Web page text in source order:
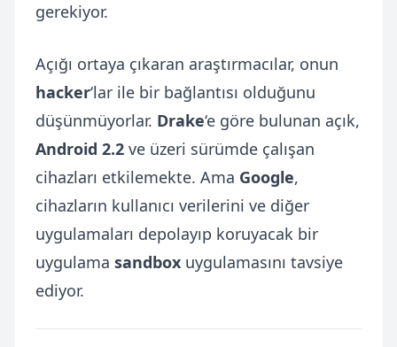
gerekiyor.
Açığı ortaya çıkaran araştırmacılar, onun
hacker‘lar ile bir bağlantısı olduğunu
düşünmüyorlar. Drake‘e göre bulunan açık,
Android 2.2 ve üzeri sürümde çalışan
cihazları etkilemekte. Ama Google,
cihazların kullanıcı verilerini ve diğer
uygulamaları depolayıp koruyacak bir
uygulama sandbox uygulamasını tavsiye
ediyor.